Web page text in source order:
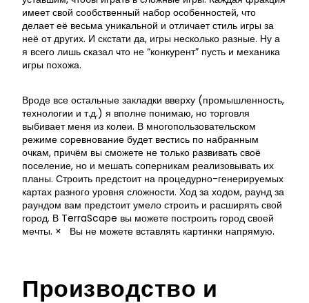
имеет свой сообственный набор особенностей, что
делает её весьма уникальной и отличает стиль игры за
неё от других. И скстати да, игры несколько разные. Ну а
я всего лишь сказал что не “конкурент” пусть и механика
игры похожа.
Вроде все остальные закладки вверху (промышленность,
технологии и т.д.) я вполне понимаю, но торговля
выбивает меня из колеи. В многопользовательском
режиме соревнование будет вестись по набранным
очкам, причём вы сможете не только развивать своё
поселение, но и мешать соперникам реализовывать их
планы. Строить предстоит на процедурно-генерируемых
картах разного уровня сложности. Ход за ходом, раунд за
раундом вам предстоит умело строить и расширять свой
город. В TerraScape вы можете построить город своей
мечты. × Вы не можете вставлять картинки напрямую.
Производство и